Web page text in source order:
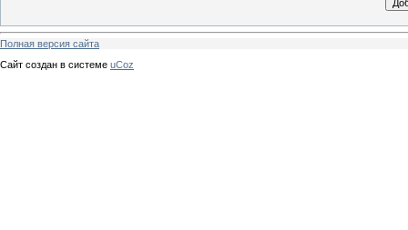
Полная версия сайта
Сайт создан в системе uCoz